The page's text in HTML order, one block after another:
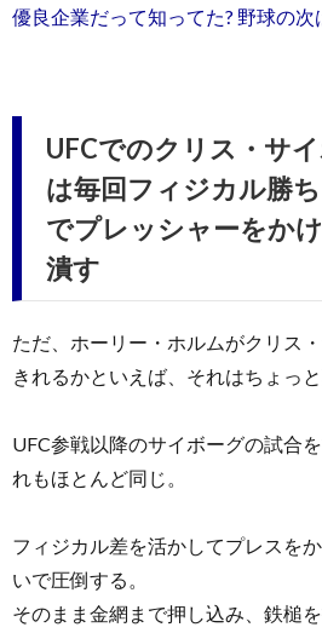
優良企業だって知ってた? 野球の次
UFCでのクリス・サ
は毎回フィジカル勝
でプレッシャーをか
潰す
ただ、ホーリー・ホルムがクリス
きれるかといえば、それはちょっと
UFC参戦以降のサイボーグの試合
れもほとんど同じ。
フィジカル差を活かしてプレスを
いで圧倒する。
そのまま金網まで押し込み、鉄槌